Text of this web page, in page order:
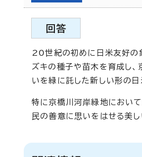
回答
20世紀の初めに日米友好の
ズキの種子や苗木を育成し
いを緑に託した新しい形の日
特に京橋川河岸緑地において
民の善意に思いをはせる美